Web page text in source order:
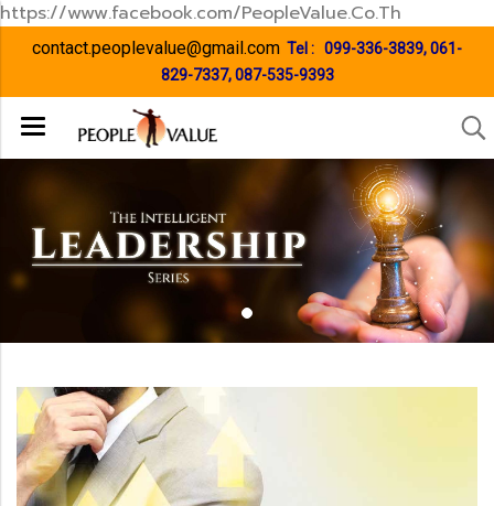
https://www.facebook.com/PeopleValue.Co.Th
contact.peoplevalue@gmail.com Tel : 099-336-3839,061-
829-7337,087-535-9393